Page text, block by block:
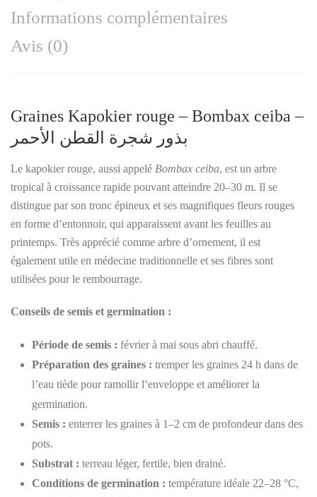
Informations complémentaires
Avis (0)
Graines Kapokier rouge – Bombax ceiba –
بذور شجرة القطن الأحمر
Le kapokier rouge, aussi appelé Bombax ceiba, est un arbre
tropical à croissance rapide pouvant atteindre 20–30 m. Il se
distingue par son tronc épineux et ses magnifiques fleurs rouges
en forme d’entonnoir, qui apparaissent avant les feuilles au
printemps. Très apprécié comme arbre d’ornement, il est
également utile en médecine traditionnelle et ses fibres sont
utilisées pour le rembourrage.
Conseils de semis et germination :
Période de semis : février à mai sous abri chauffé.
Préparation des graines : tremper les graines 24 h dans de
l’eau tiède pour ramollir l’enveloppe et améliorer la
germination.
Semis : enterrer les graines à 1–2 cm de profondeur dans des
pots.
Substrat : terreau léger, fertile, bien drainé.
Conditions de germination : température idéale 22–28 °C,